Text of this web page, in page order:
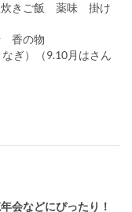
きご飯 薬味 掛け
の物
）（9.10月はさん
会などにぴったり！